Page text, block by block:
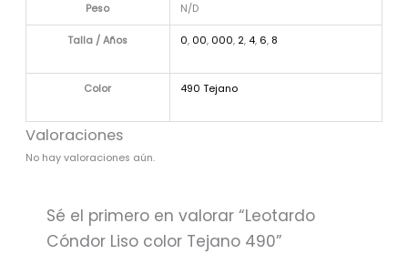
Peso N/D
Talla / Años 0, 00, 000, 2, 4, 6, 8
Color 490 Tejano
Valoraciones
No hay valoraciones aún.
Sé el primero en valorar “Leotardo
Cóndor Liso color Tejano 490”